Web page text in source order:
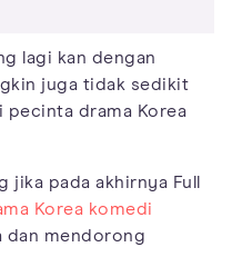
lagi kan dengan
juga tidak sedikit
pecinta drama Korea
jika pada akhirnya Full
Korea komedi
dan mendorong